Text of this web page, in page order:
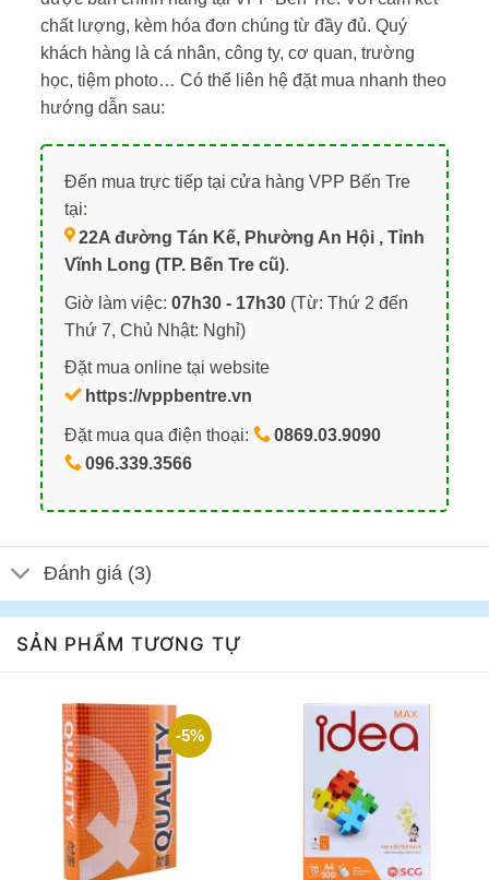
chất lượng, kèm hóa đơn chúng từ đầy đủ. Quý
khách hàng là cá nhân, công ty, cơ quan, trường
học, tiệm photo… Có thể liên hệ đặt mua nhanh theo
hướng dẫn sau:
Đến mua trực tiếp tại cửa hàng VPP Bến Tre
tại:
22A đường Tán Kế, Phường An Hội , Tỉnh
Vĩnh Long (TP. Bến Tre cũ).
Giờ làm việc: 07h30 - 17h30(Từ: Thứ 2 đến
Thứ 7, Chủ Nhật: Nghỉ)
Đặt mua online tại website
https://vppbentre.vn
Đặt mua qua điện thoại:
0869.03.9090
096.339.3566
Đánh giá (3)
SẢN PHẨM TƯƠNG TỰ
-5%